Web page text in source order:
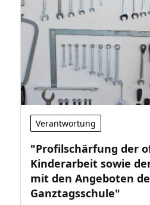
Verantwortung
"Profilschärfung der
Kinderarbeit sowie
mit den Angeboten
Ganztagsschule"